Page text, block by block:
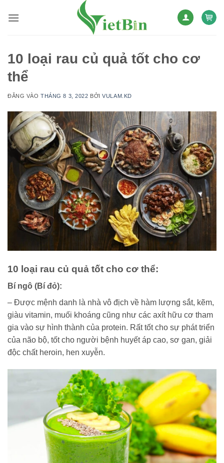
qua
10 loại rau củ quả tốt cho cơ
thể
ĐĂNG VÀOTHÁNG 8 3, 2022 BỞIVULAM.KD
10 loại rau củ quả tốt cho cơ thể:
Bí ngô (Bí đỏ):
– Được mệnh danh là nhà vô địch về hàm lượng sắt, kẽm,
giàu vitamin, muối khoáng cũng như các axít hữu cơ tham
gia vào sự hình thành của protein. Rất tốt cho sự phát triển
của não bộ, tốt cho người bệnh huyết áp cao, sơ gan, giải
độc chất heroin, hen xuyễn.